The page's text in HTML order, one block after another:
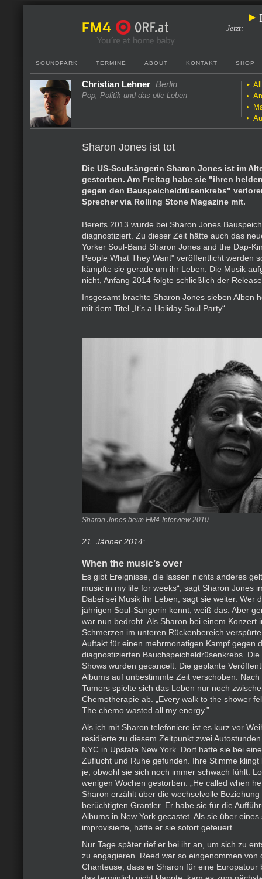
Jetzt:
SOUNDPARK TERMINE ABOUT KONTAKT SHOP
Christian Lehner Berlin
Pop, Politik und das olle Leben
Sharon Jones ist tot
Die US-Soulsängerin Sharon Jones ist im
gestorben. Am Freitag habe sie "ihren
gegen den Bauspeicheldrüsenkrebs"
Sprecher via Rolling Stone Magazine mit.
Bereits 2013 wurde bei Sharon Jones
diagnostiziert. Zu dieser Zeit hätte auch das
Yorker Soul-Band Sharon Jones and the Dap-
People What They Want" veröffentlicht werden
kämpfte sie gerade um ihr Leben. Die Musik
nicht, Anfang 2014 folgte schließlich der
Insgesamt brachte Sharon Jones sieben Alben
mit dem Titel „It’s a Holiday Soul Party“.
Sharon Jones beim FM4-Interview 2010
21. Jänner 2014:
When the music’s over
Es gibt Ereignisse, die lassen nichts anderes
music in my life for weeks“, sagt Sharon Jones
Dabei sei Musik ihr Leben, sagt sie weiter. Wer
jährigen Soul-Sängerin kennt, weiß das. Aber
war nun bedroht. Als Sharon bei einem Konzert
Schmerzen im unteren Rückenbereich
Auftakt für einen mehrmonatigen Kampf gegen
diagnostizierten Bauchspeicheldrüsenkrebs.
Shows wurden gecancelt. Die geplante
Albums auf unbestimmte Zeit verschoben.
Tumors spielte sich das Leben nur noch
Chemotherapie ab. „Every walk to the shower
The chemo wasted all my energy.”
Als ich mit Sharon telefoniere ist es kurz vor
residierte zu diesem Zeitpunkt zwei
NYC in Upstate New York. Dort hatte sie bei
Zuflucht und Ruhe gefunden. Ihre Stimme
je, obwohl sie sich noch immer schwach fühlt.
wenigen Wochen gestorben. „He called when
Sharon erzählt über die wechselvolle
berüchtigten Grantler. Er habe sie für die
Albums in New York gecastet. Als sie über
improvisierte, hätte er sie sofort gefeuert.
Nur Tage später rief er bei ihr an, um sich zu
zu engagieren. Reed war so eingenommen von
Chanteuse, dass er Sharon für eine Europatour